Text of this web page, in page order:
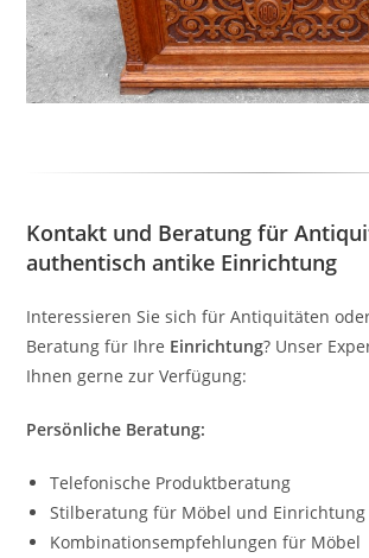
Kontakt und Beratung für
authentisch antike Einrichtung
Interessieren Sie sich für Antiquitäten
Beratung für Ihre Einrichtung? Unser
Ihnen gerne zur Verfügung:
Persönliche Beratung:
Telefonische Produktberatung
Stilberatung für Möbel und Einrichtung
Kombinationsempfehlungen für Möbel